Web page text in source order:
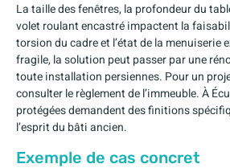
La taille des fenêtres, la profondeur du
volet roulant encastré impactent la
torsion du cadre et l’état de la menuiserie
fragile, la solution peut passer par une
toute installation persiennes. Pour un
consulter le règlement de l’immeuble. À
protégées demandent des finitions
l’esprit du bâti ancien.
Exemple de cas concret